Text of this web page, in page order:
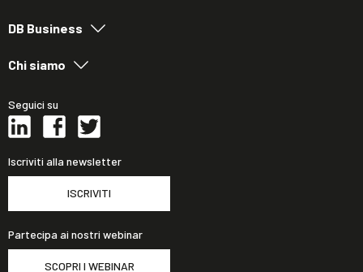
DB Business
Chi siamo
Seguici su
Iscriviti alla newsletter
ISCRIVITI
Partecipa ai nostri webinar
SCOPRI I WEBINAR